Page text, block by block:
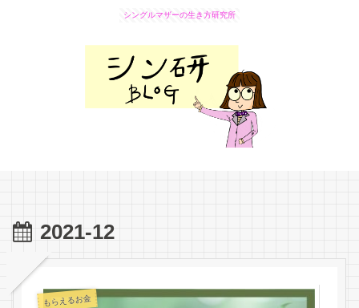
シングルマザーの生き方研究所
2021-12
もらえるお金